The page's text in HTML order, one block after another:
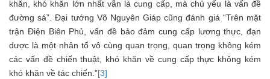
khăn, khó khăn lớn nhất vẫn là cung cấp, mà chủ yếu là vấn đề
đường sá”. Đại tướng Võ Nguyên Giáp cũng đánh giá “Trên mặt
trận Điện Biên Phủ, vấn đề bảo đảm cung cấp lương thực, đạn
dược là một nhân tố vô cùng quan trọng, quan trọng không kém
các vấn đề chiến thuật, khó khăn về cung cấp thực không kém
khó khăn về tác chiến.”[3]